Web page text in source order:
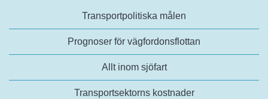
Transportpolitiska målen
Prognoser för vägfordonsflottan
Allt inom sjöfart
Transportsektorns kostnader